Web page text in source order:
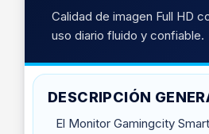
Calidad de imagen Full HD
uso diario fluido y confiable.
DESCRIPCIÓN
El Monitor Gamingcity